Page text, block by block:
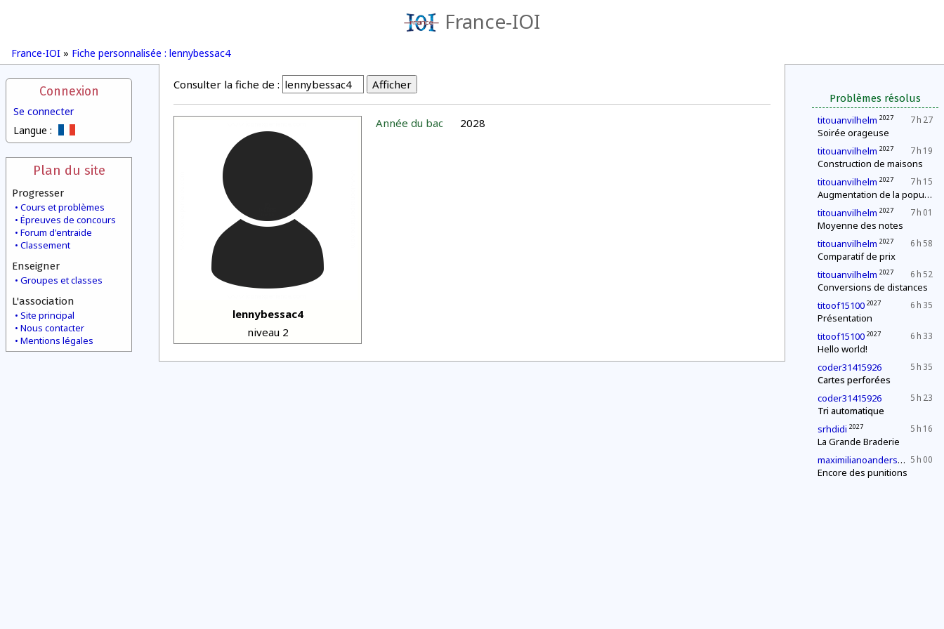
France-IOI
France-IOI » Fiche personnalisée : lennybessac4
Connexion
Se connecter
Langue :
Plan du site
Progresser
Cours et problèmes
Épreuves de concours
Forum d'entraide
Classement
Enseigner
Groupes et classes
L'association
Site principal
Nous contacter
Mentions légales
Problèmes résolus
7 h 27
titouanvilhelm 2027
Soirée orageuse
7 h 19
titouanvilhelm 2027
Construction de maisons
7 h 15
titouanvilhelm 2027
Augmentation de la population
7 h 01
titouanvilhelm 2027
Moyenne des notes
6 h 58
titouanvilhelm 2027
Comparatif de prix
6 h 52
titouanvilhelm 2027
Conversions de distances
6 h 35
titoof15100 2027
Présentation
6 h 33
titoof15100 2027
Hello world!
5 h 35
coder31415926
Cartes perforées
5 h 23
coder31415926
Tri automatique
5 h 16
srhdidi 2027
La Grande Braderie
5 h 00
maximilianoandersen3 2027
Encore des punitions
Consulter la fiche de :
lennybessac4
niveau 2
Année du bac 2028